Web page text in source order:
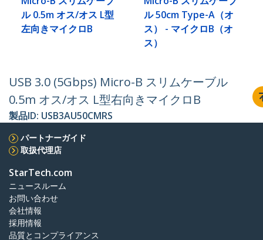
ル 0.5m オス/オス L型
左向きマイクロB
ル 50cm Type-A（オ
ス） - マイクロB（オ
ス）
USB 3.0 (5Gbps) Micro-B スリムケーブル
0.5m オス/オス L型右向きマイクロB
製品ID: USB3AU50CMRS
パートナーガイド
取扱代理店
StarTech.com
ニュースルーム
お問い合わせ
会社情報
採用情報
品質とコンプライアンス